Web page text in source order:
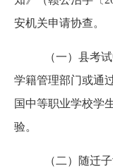
安机关申请协查。
（一）县考
学籍管理部门或通
国中等职业学校学
验。
（二）随迁